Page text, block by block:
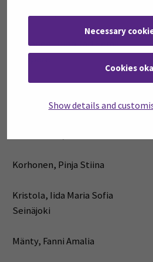
Necessary
Cookies
Show details and
Hahtokari, Henna
Hietanen, Juho
Seinäjoki
Korhonen, Pinja
Kristola, Iida
Seinäjoki
Mänty, Fanni